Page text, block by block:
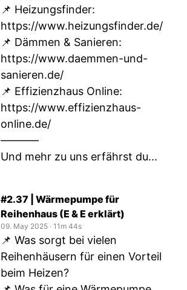
📌 Heizungsfinder:
https://www.heizungsfinder.de/
📌 Dämmen & Sanieren:
https://www.daemmen-und-
sanieren.de/
📌 Effizienzhaus Online:
https://www.effizienzhaus-
online.de/
–––––––
Und mehr zu uns erfährst du...
#2.37 | Wärmepumpe für
Reihenhaus (E & E erklärt)
09. May 2025 ‧ 11m 44s
📌 Was sorgt bei vielen
Reihenhäusern für einen Vorteil
beim Heizen?